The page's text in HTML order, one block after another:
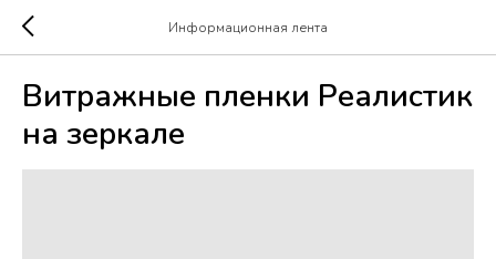
Информационная лента
Витражные пленки Реалистик
на зеркале